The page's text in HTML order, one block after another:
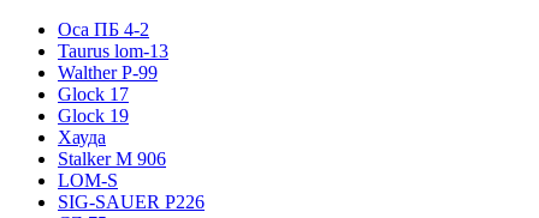
Оса ПБ 4-2
Taurus lom-13
Walther P-99
Glock 17
Glock 19
Хауда
Stalker М 906
LOM-S
SIG-SAUER P226